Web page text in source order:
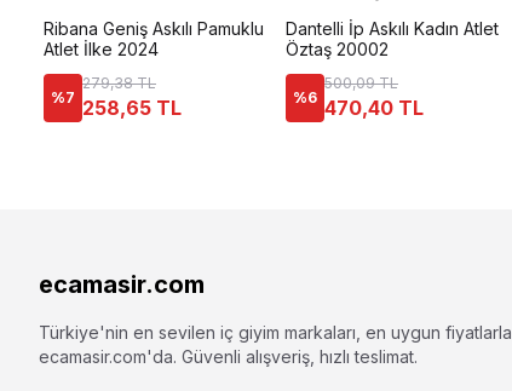
Ribana Geniş Askılı Pamuklu
Atlet İlke 2024
%7
279,38 TL
258,65 TL
Dantelli İp Askılı Kadın Atlet
Öztaş 20002
%6
500,09 TL
470,40 TL
ecamasir.com
Türkiye'nin en sevilen iç giyim markaları, en uygun fiyatlarla
ecamasir.com'da. Güvenli alışveriş, hızlı teslimat.